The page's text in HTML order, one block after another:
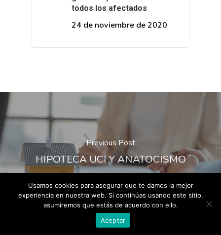
todos los afectados
24 de noviembre de 2020
Previous Post
HIPOTECA UCI Y ANATOCISMO
Usamos cookies para asegurar que te damos la mejor
experiencia en nuestra web. Si continúas usando este sitio,
asumiremos que estás de acuerdo con ello.
Aceptar